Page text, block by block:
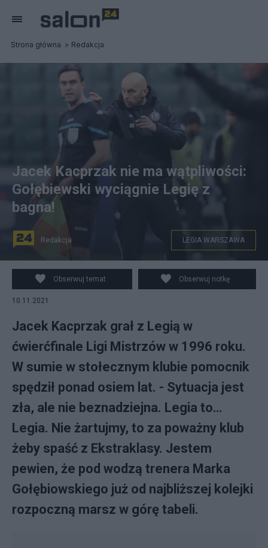
Strona główna Redakcja
Trener drużyny Legia Warszawa Marek Gołębiewski. Fot.
PAP/Leszek Szymański
Jacek Kacprzak nie ma wątpliwości:
Gołębiewski wyciągnie Legię z
bagna!
Redakcja LEGIA WARSZAWA
Obserwuj temat Obserwuj notkę
10.11.2021
Jacek Kacprzak grał z Legią w
ćwierćfinale Ligi Mistrzów w 1996 roku.
W sumie w stołecznym klubie pomocnik
spędził ponad osiem lat. - Sytuacja jest
zła, ale nie beznadziejna. Legia to…
Legia. Nie żartujmy, to za poważny klub
żeby spaść z Ekstraklasy. Jestem
pewien, że pod wodzą trenera Marka
Gołębiowskiego już od najbliższej kolejki
rozpoczną marsz w górę tabeli.